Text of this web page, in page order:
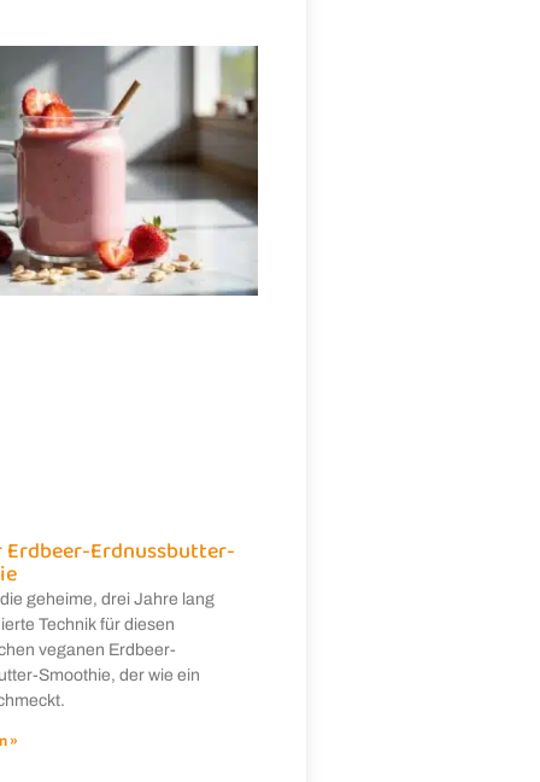
Erdbeer-Erdnussbutter-
geheime, drei Jahre lang
Technik für diesen
veganen Erdbeer-
Smoothie, der wie ein
»